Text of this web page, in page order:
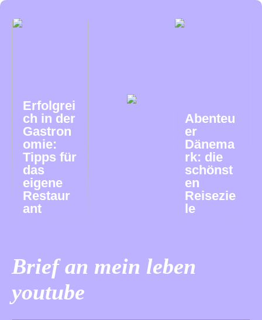
Erfolgrei
ch in der
Gastron
omie:
Tipps für
das
eigene
Restaur
ant
Abenteu
er
Dänema
rk: die
schönst
en
Reisezie
le
Brief an mein leben
youtube